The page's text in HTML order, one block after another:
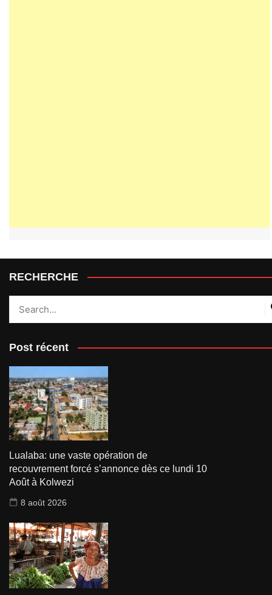
RECHERCHE
Post récent
Lualaba: une vaste opération de
recouvrement forcé s’annonce dès ce lundi 10
Août à Kolwezi
8 août 2026